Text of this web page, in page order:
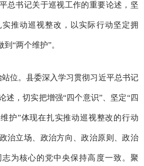
总书记关于巡视工作的重要论述，坚
推动巡视整改，以实际行动坚定拥
“两个维护”。
站位。县委深入学习贯彻习近平总书记
述，切实把增强“四个意识”、坚定“四
护”体现在扎实推动巡视整改的行动
治立场、政治方向、政治原则、政治
为核心的党中央保持高度一致。聚